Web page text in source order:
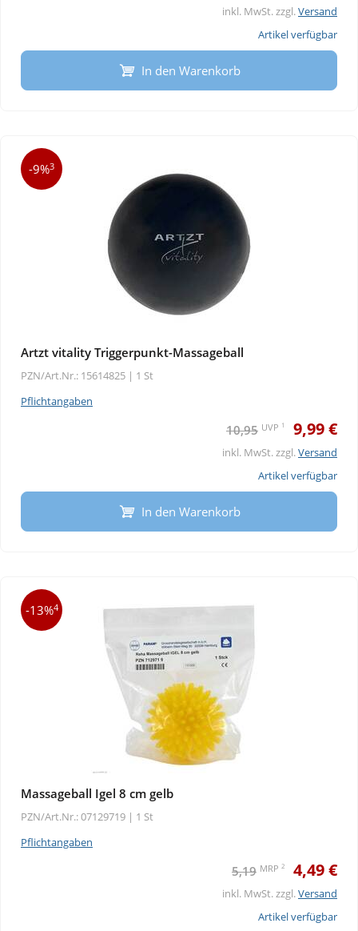
inkl. MwSt. zzgl.Versand
Artikel verfügbar
In den Warenkorb
-9%3
Artzt vitality Triggerpunkt-Massageball
PZN/Art.Nr.: 15614825 | 1 St
Pflichtangaben
10,95 UVP 1 9,99 €
inkl. MwSt. zzgl.Versand
Artikel verfügbar
In den Warenkorb
-13%4
Massageball Igel 8 cm gelb
PZN/Art.Nr.: 07129719 | 1 St
Pflichtangaben
5,19 MRP 2 4,49 €
inkl. MwSt. zzgl.Versand
Artikel verfügbar